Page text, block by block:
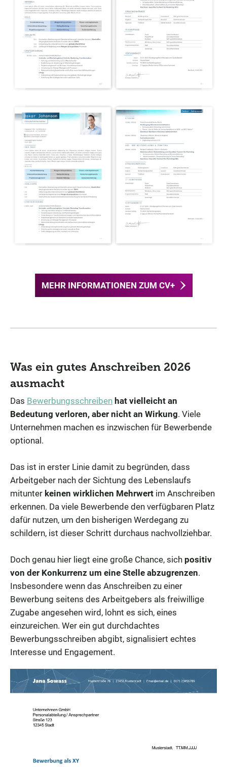
MEHR INFORMATIONEN ZUM CV+
Was ein gutes Anschreiben 2026
ausmacht
Das Bewerbungsschreiben hat vielleicht an
Bedeutung verloren, aber nicht an Wirkung. Viele
Unternehmen machen es inzwischen für Bewerbende
optional.
Das ist in erster Linie damit zu begründen, dass
Arbeitgeber nach der Sichtung des Lebenslaufs
mitunter keinen wirklichen Mehrwert im Anschreiben
erkennen. Da viele Bewerbende den verfügbaren Platz
dafür nutzen, um den bisherigen Werdegang zu
schildern, ist dieser Schritt durchaus nachvollziehbar.
Doch genau hier liegt eine große Chance, sich positiv
von der Konkurrenz um eine Stelle abzugrenzen.
Insbesondere wenn das Anschreiben zu einer
Bewerbung seitens des Arbeitgebers als freiwillige
Zugabe angesehen wird, lohnt es sich, eines
einzureichen. Wer ein gut durchdachtes
Bewerbungsschreiben abgibt, signalisiert echtes
Interesse und Engagement.